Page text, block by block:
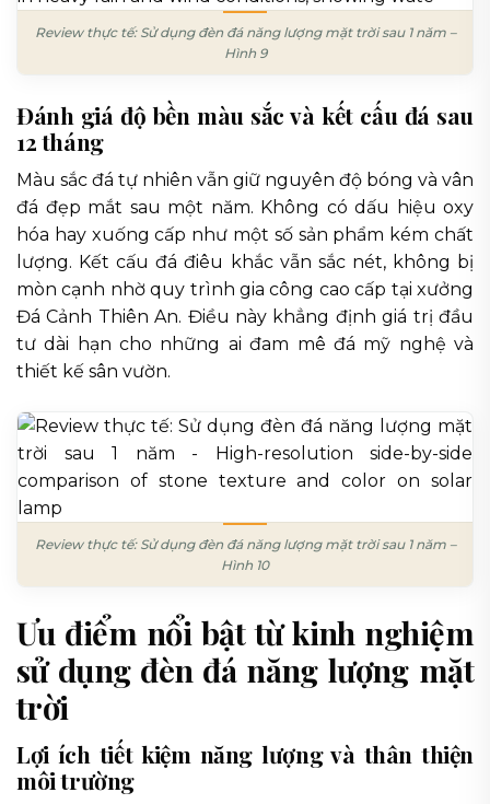
Review thực tế: Sử dụng đèn đá năng lượng mặt trời sau 1 năm –
Hình 9
Đánh giá độ bền màu sắc và kết cấu đá sau
12 tháng
Màu sắc đá tự nhiên vẫn giữ nguyên độ bóng và vân
đá đẹp mắt sau một năm. Không có dấu hiệu oxy
hóa hay xuống cấp như một số sản phẩm kém chất
lượng. Kết cấu đá điêu khắc vẫn sắc nét, không bị
mòn cạnh nhờ quy trình gia công cao cấp tại xưởng
Đá Cảnh Thiên An. Điều này khẳng định giá trị đầu
tư dài hạn cho những ai đam mê đá mỹ nghệ và
thiết kế sân vườn.
Review thực tế: Sử dụng đèn đá năng lượng mặt trời sau 1 năm –
Hình 10
Ưu điểm nổi bật từ kinh nghiệm
sử dụng đèn đá năng lượng mặt
trời
Lợi ích tiết kiệm năng lượng và thân thiện
môi trường